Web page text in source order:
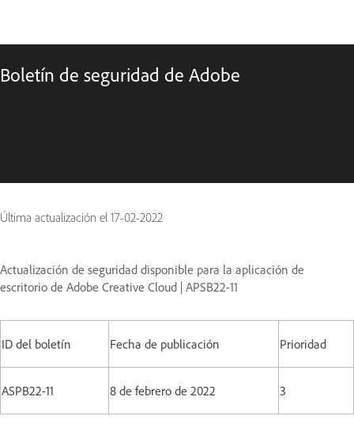
Boletín de seguridad de Adobe
Última actualización el 17-02-2022
Actualización de seguridad disponible para la aplicación de
escritorio de Adobe Creative Cloud | APSB22-11
ID del boletín Fecha de publicación Prioridad
ASPB22-11 8 de febrero de 2022 3